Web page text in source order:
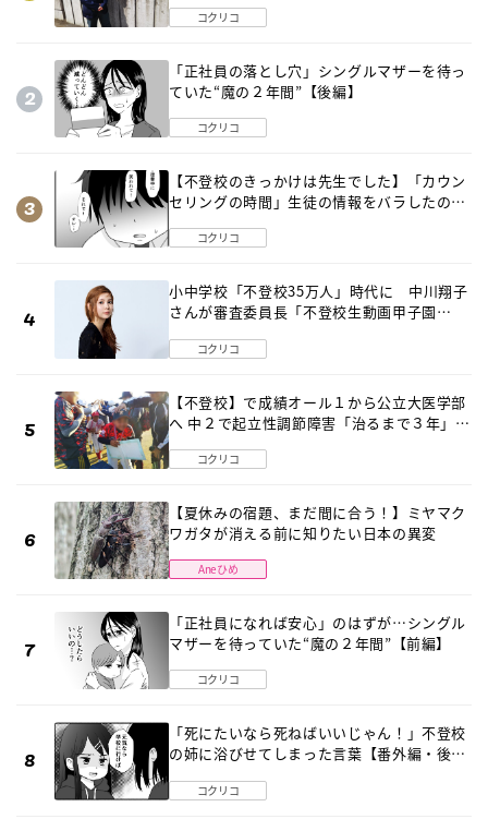
コクリコ
「正社員の落とし穴」シングルマザーを待っ
ていた“魔の２年間”【後編】
コクリコ
【不登校のきっかけは先生でした】「カウン
セリングの時間」生徒の情報をバラしたの
コクリコ
小中学校「不登校35万人」時代に 中川翔子
さんが審査委員長「不登校生動画甲子園
コクリコ
【不登校】で成績オール１から公立大医学部
へ 中２で起立性調節障害「治るまで３年」の
コクリコ
【夏休みの宿題、まだ間に合う！】ミヤマク
ワガタが消える前に知りたい日本の異変
Aneひめ
「正社員になれば安心」のはずが…シングル
マザーを待っていた“魔の２年間”【前編】
コクリコ
「死にたいなら死ねばいいじゃん！」不登校
の姉に浴びせてしまった言葉【番外編・後
コクリコ